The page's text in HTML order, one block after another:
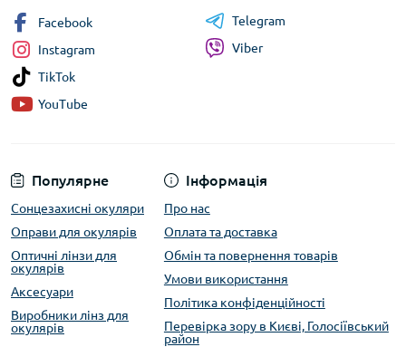
Популярне
Сонцезахисні окуляри
Оправи для окулярів
Оптичні лінзи для
окулярів
Аксесуари
Виробники лінз для
окулярів
Інформація
Про нас
Оплата та доставка
Обмін та повернення товарів
Умови використання
Політика конфіденційності
Перевірка зору в Києві, Голосіївський
район
Facebook
Instagram
TikTok
YouTube
Telegram
Viber